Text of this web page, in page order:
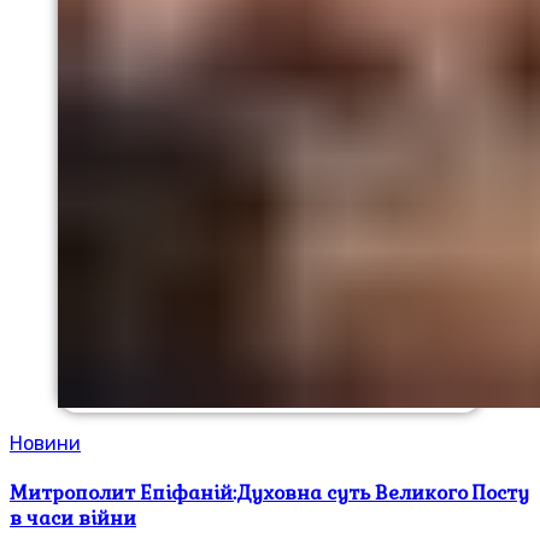
Новини
Митрополит Епіфаній:Духовна суть Великого Посту
в часи війни